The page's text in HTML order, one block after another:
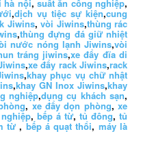
hà nội,suất ăn công nghiệp,
,dịch vụ tiệc sự kiện,cung
Jiwins, vòi Jiwins,thùng rác
,thùng đựng đá giữ nhiệt
nước nóng lạnh Jiwins,vòi
tráng jiwins,xe đẩy đĩa di
,xe đẩy rack Jiwins,rack
,khay phục vụ chữ nhật
,khay GN Inox Jiwins,khay
nghiệp,dụng cụ khách sạn,
,xe đẩy dọn phòng,xe
,bếp á từ,tủ đông,tủ
từ ,bếp á quạt thổi, máy là